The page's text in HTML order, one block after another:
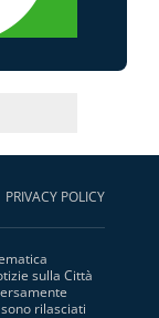
PRIVACY POLICY
sulla Città
rilasciati